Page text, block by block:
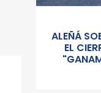
ALEÑÁ
EL